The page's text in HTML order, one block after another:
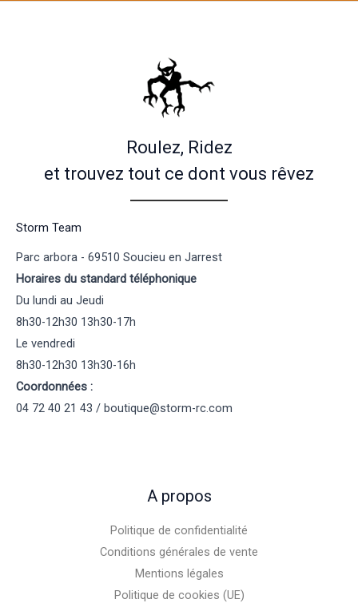
Roulez, Ridez
et trouvez tout ce dont vous rêvez
Storm Team
Parc arbora - 69510 Soucieu en Jarrest
Horaires du standard téléphonique
Du lundi au Jeudi
8h30-12h30 13h30-17h
Le vendredi
8h30-12h30 13h30-16h
Coordonnées :
04 72 40 21 43 / boutique@storm-rc.com
A propos
Politique de confidentialité
Conditions générales de vente
Mentions légales
Politique de cookies (UE)